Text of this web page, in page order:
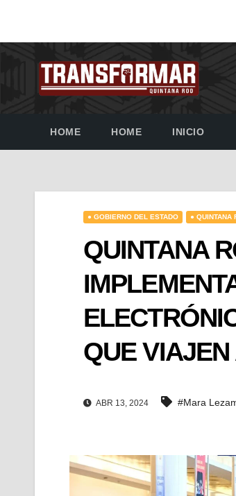
HOME HOME INICIO
● GOBIERNO DEL ESTADO ● QUINTANA
QUINTANA
QUE VIAJEN
ABR 13, 2024 #Mara